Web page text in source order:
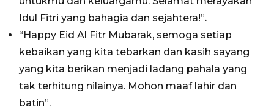
Idul Fitri yang bahagia dan sejahtera!”.
“Happy Eid Al Fitr Mubarak, semoga setiap
kebaikan yang kita tebarkan dan kasih sayang
yang kita berikan menjadi ladang pahala yang
tak terhitung nilainya. Mohon maaf lahir dan
batin”.